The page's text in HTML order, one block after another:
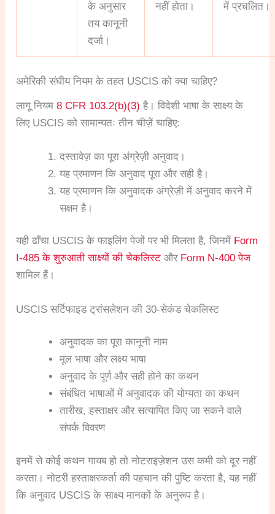
के अनुसार
तय कानूनी
दर्जा।
नहीं होता।
में प्रचलित।
अमेरिकी संघीय नियम के तहत USCIS को क्या चाहिए?
लागू नियम8 CFR 103.2(b)(3) है। विदेशी भाषा के साक्ष्य के
लिए USCIS को सामान्यतः तीन चीज़ें चाहिए:
दस्तावेज़ का पूरा अंग्रेज़ी अनुवाद।
यह प्रमाणन कि अनुवाद पूरा और सही है।
यह प्रमाणन कि अनुवादक अंग्रेज़ी में अनुवाद करने में
सक्षम है।
यही ढाँचा USCIS के फाइलिंग पेजों पर भी मिलता है, जिनमें Form
I-485 के शुरुआती साक्ष्यों की चेकलिस्ट और Form N-400 पेज
शामिल हैं।
USCIS सर्टिफाइड ट्रांसलेशन की 30-सेकंड चेकलिस्ट
अनुवादक का पूरा कानूनी नाम
मूल भाषा और लक्ष्य भाषा
अनुवाद के पूर्ण और सही होने का कथन
संबंधित भाषाओं में अनुवादक की योग्यता का कथन
तारीख, हस्ताक्षर और सत्यापित किए जा सकने वाले
संपर्क विवरण
इनमें से कोई कथन गायब हो तो नोटराइज़ेशन उस कमी को दूर नहीं
करता। नोटरी हस्ताक्षरकर्ता की पहचान की पुष्टि करता है, यह नहीं
कि अनुवाद USCIS के साक्ष्य मानकों के अनुरूप है।